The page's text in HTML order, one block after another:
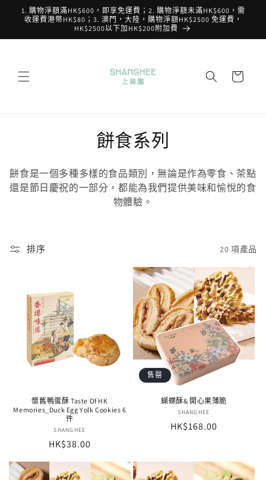
跳至內
容
1. 購物淨額滿HK$600，即享免運費；2. 購物淨額未滿HK$600，需
收運費港幣HK$80；3. 澳門，大陸，購物淨額HK$2500 免運費，
HK$2500以下加HK$200附加費
物
商
品
系
列
餅食系列
餅食是一個多種多樣的食品類別，無論是作為零食、茶點
還是節日慶祝的一部分，都能為我們提供美味和愉悅的食
物體驗。
排序 20 項產品
懷舊鴨蛋酥 Taste Of HK
Memories_Duck Egg Yolk Cookies 6
件
SHANGHEE
定
價
HK$38.00
售罄
蝴蝶酥& 開心果薄脆
SHANGHEE
定
HK$168.00